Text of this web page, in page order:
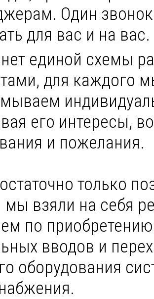
Один
для вас и на вас.
единой схемы
для каждого
его интересы,
и пожелания.
только
мы взяли на себя
по
вводов и
оборудования